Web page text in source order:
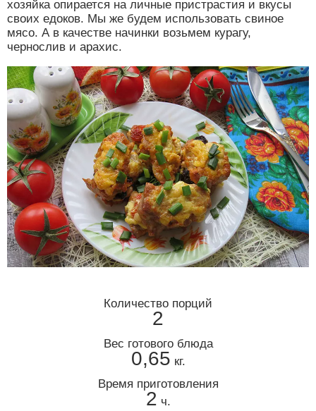
хозяйка опирается на личные пристрастия и вкусы
своих едоков. Мы же будем использовать свиное
мясо. А в качестве начинки возьмем курагу,
чернослив и арахис.
Количество порций
2
Вес готового блюда
0,65 кг.
Время приготовления
2 ч.